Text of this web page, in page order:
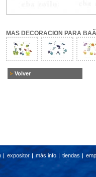
MAS DECORACION PARA
Volver
expositor más info tiendas